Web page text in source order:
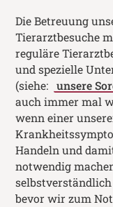
Die Betreuung
Tierarztbesuche
reguläre
und spezielle
(siehe: unsere
auch immer mal
wenn einer
Handeln und
notwendig
bevor wir zum